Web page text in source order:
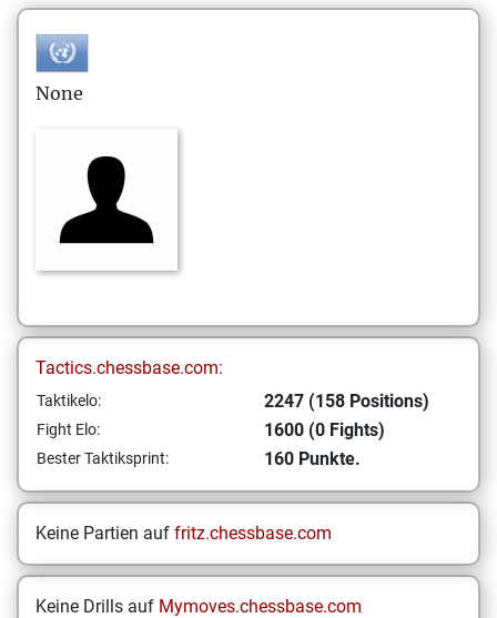
None
Tactics.chessbase.com:
Taktikelo: 2247 (158 Positions)
Fight Elo: 1600 (0 Fights)
Bester Taktiksprint: 160 Punkte.
Keine Partien auf fritz.chessbase.com
Keine Drills auf Mymoves.chessbase.com